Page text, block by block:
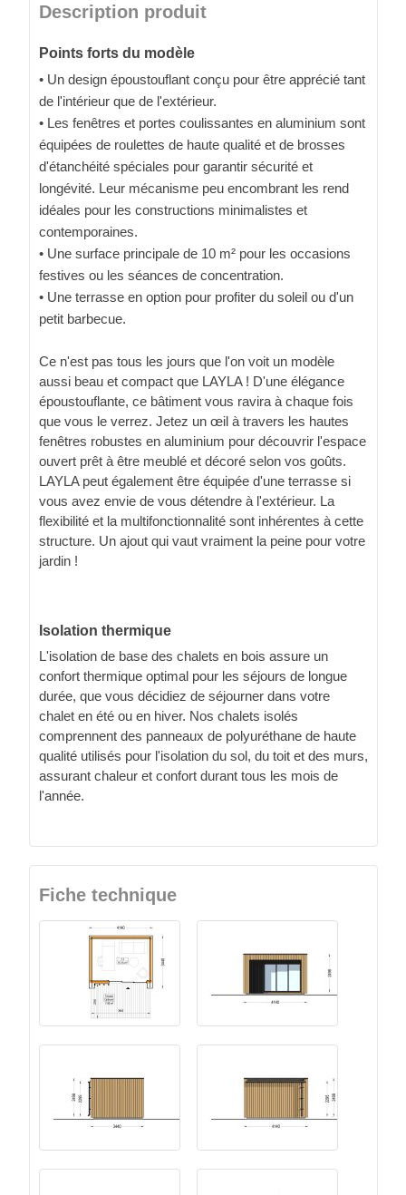
Description produit
Points forts du modèle
• Un design époustouflant conçu pour être apprécié tant
de l'intérieur que de l'extérieur.
• Les fenêtres et portes coulissantes en aluminium sont
équipées de roulettes de haute qualité et de brosses
d'étanchéité spéciales pour garantir sécurité et
longévité. Leur mécanisme peu encombrant les rend
idéales pour les constructions minimalistes et
contemporaines.
• Une surface principale de 10 m² pour les occasions
festives ou les séances de concentration.
• Une terrasse en option pour profiter du soleil ou d'un
petit barbecue.
Ce n'est pas tous les jours que l'on voit un modèle
aussi beau et compact que LAYLA ! D'une élégance
époustouflante, ce bâtiment vous ravira à chaque fois
que vous le verrez. Jetez un œil à travers les hautes
fenêtres robustes en aluminium pour découvrir l'espace
ouvert prêt à être meublé et décoré selon vos goûts.
LAYLA peut également être équipée d'une terrasse si
vous avez envie de vous détendre à l'extérieur. La
flexibilité et la multifonctionnalité sont inhérentes à cette
structure. Un ajout qui vaut vraiment la peine pour votre
jardin !
Isolation thermique
L'isolation de base des chalets en bois assure un
confort thermique optimal pour les séjours de longue
durée, que vous décidiez de séjourner dans votre
chalet en été ou en hiver. Nos chalets isolés
comprennent des panneaux de polyuréthane de haute
qualité utilisés pour l'isolation du sol, du toit et des murs,
assurant chaleur et confort durant tous les mois de
l'année.
Fiche technique